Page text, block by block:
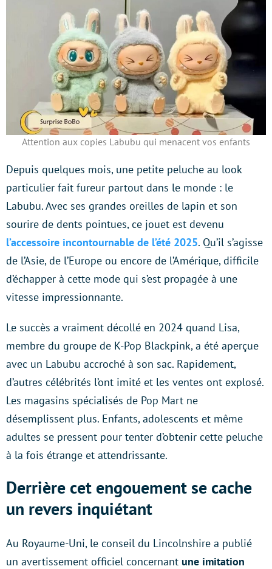
Attention aux copies Labubu qui menacent vos enfants
Depuis quelques mois, une petite peluche au look
particulier fait fureur partout dans le monde : le
Labubu. Avec ses grandes oreilles de lapin et son
sourire de dents pointues, ce jouet est devenu
l’accessoire incontournable de l’été 2025. Qu’il s’agisse
de l’Asie, de l’Europe ou encore de l’Amérique, difficile
d’échapper à cette mode qui s’est propagée à une
vitesse impressionnante.
Le succès a vraiment décollé en 2024 quand Lisa,
membre du groupe de K-Pop Blackpink, a été aperçue
avec un Labubu accroché à son sac. Rapidement,
d’autres célébrités l’ont imité et les ventes ont explosé.
Les magasins spécialisés de Pop Mart ne
désemplissent plus. Enfants, adolescents et même
adultes se pressent pour tenter d’obtenir cette peluche
à la fois étrange et attendrissante.
Derrière cet engouement se cache
un revers inquiétant
Au Royaume-Uni, le conseil du Lincolnshire a publié
un avertissement officiel concernant une imitation